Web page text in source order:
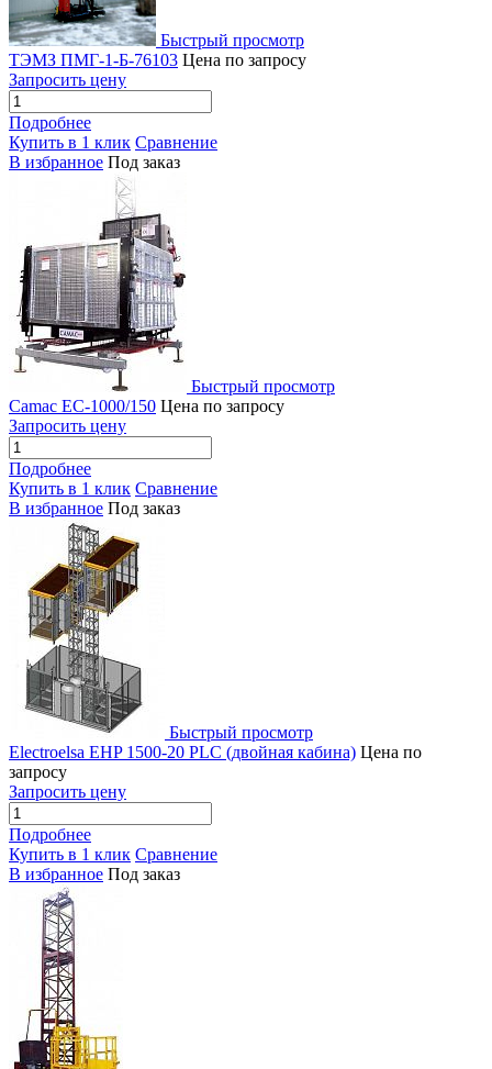
Быстрый просмотр
ТЭМЗ ПМГ-1-Б-76103 Цена по запросу
Запросить цену
Подробнее
Купить в 1 клик Сравнение
В избранное Под заказ
Быстрый просмотр
Camac EC-1000/150 Цена по запросу
Запросить цену
Подробнее
Купить в 1 клик Сравнение
В избранное Под заказ
Быстрый просмотр
Electroelsa EHP 1500-20 PLC (двойная кабина) Цена по
запросу
Запросить цену
Подробнее
Купить в 1 клик Сравнение
В избранное Под заказ